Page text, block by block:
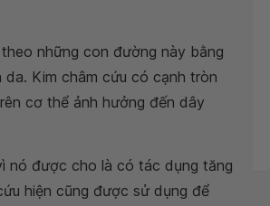
những con đường này bằng
Kim châm cứu có cạnh tròn
cơ thể ảnh hưởng đến dây
nó được cho là có tác dụng tăng
hiện cũng được sử dụng để